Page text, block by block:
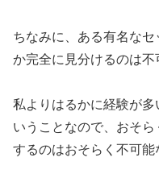
ちなみに、ある有名な
か完全に見分けるのは不
私よりはるかに経験が
いうことなので、おそ
するのはおそらく不可能